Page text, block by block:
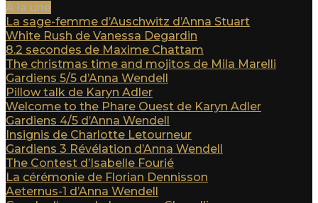
A la une
La sage-femme d’Auschwitz d’Anna Stuart
White Rush de Vanessa Degardin
8.2 secondes de Maxime Chattam
The christmas time and mojitos de Mila Marelli
Gardiens 5/5 d’Anna Wendell
Pillow talk de Karyn Adler
Welcome to the Phare Ouest de Karyn Adler
Gardiens 4/5 d’Anna Wendell
Insignis de Charlotte Letourneur
Gardiens 3 Révélation d’Anna Wendell
The Contest d’Isabelle Fourié
La cérémonie de Florian Dennisson
Aeternus-1 d’Anna Wendell